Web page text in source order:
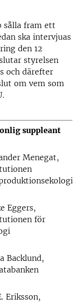
sålla fram ett
ska intervjuas
den 12
styrelsen
och därefter
om vem som
suppleant
Menegat,
Eggers,
för
Backlund,
Eriksson,